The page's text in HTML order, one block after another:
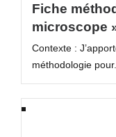
Fiche
microscope
Contexte :
méthodologie pour...